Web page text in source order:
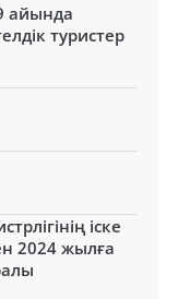
айында
туристер
іске
2024 жылға